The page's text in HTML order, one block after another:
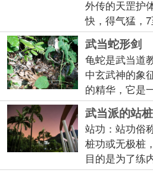
外传的天罡护
快，得气猛，
武当蛇形剑
龟蛇是武当道
中玄武神的象
的精华，它是
武当派的站
站功：站功俗
桩功或无极桩
目的是为了练